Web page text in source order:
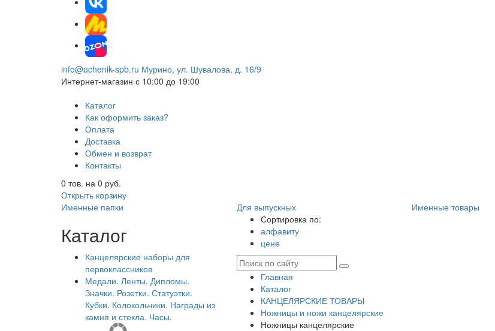
info@uchenik-spb.ru Мурино, ул. Шувалова, д. 16/9
Интернет-магазин с 10:00 до 19:00
Каталог
Как оформить заказ?
Оплата
Доставка
Обмен и возврат
Контакты
0 тов. на 0 руб.
Открыть корзину
Именные папки
Для выпускных Именные товары
Каталог
Канцелярские наборы для
первоклассников
Медали. Ленты. Дипломы.
Значки. Розетки. Статуэтки.
Кубки. Колокольчики. Награды из
камня и стекла. Часы.
Сортировка по:
алфавиту
цене
Главная
Каталог
КАНЦЕЛЯРСКИЕ ТОВАРЫ
Ножницы и ножи канцелярские
Ножницы канцелярские